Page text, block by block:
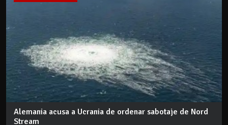
Alemania acusa a Ucrania de ordenar sabotaje de Nord
Stream